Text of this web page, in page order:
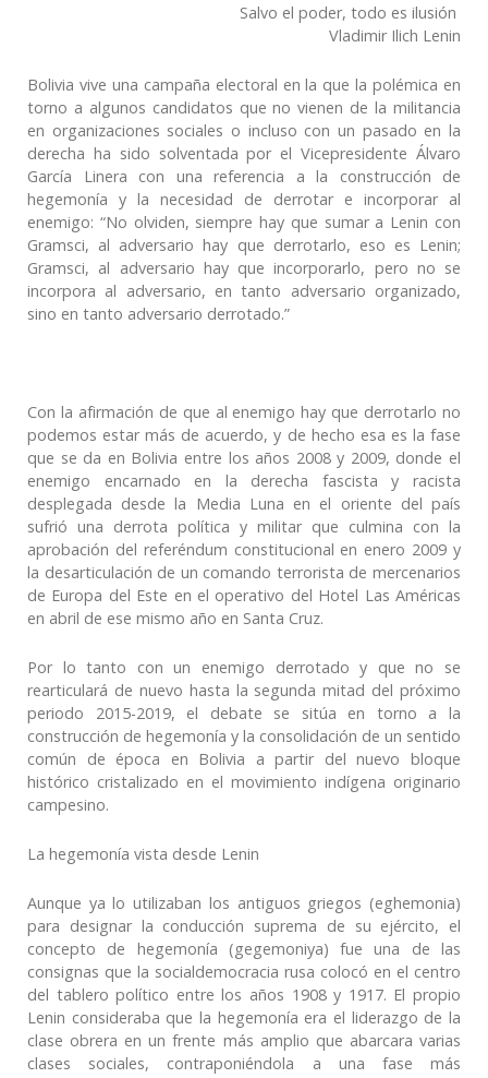
Salvo el poder, todo es ilusión
Vladimir Ilich Lenin
Bolivia vive una campaña electoral en la que la polémica en
torno a algunos candidatos que no vienen de la militancia
en organizaciones sociales o incluso con un pasado en la
derecha ha sido solventada por el Vicepresidente Álvaro
García Linera con una referencia a la construcción de
hegemonía y la necesidad de derrotar e incorporar al
enemigo: “No olviden, siempre hay que sumar a Lenin con
Gram­sci, al adversario hay que derrotarlo, eso es Lenin;
Gramsci, al adversario hay que incorporarlo, pero no se
incorpora al adversa­rio, en tanto adversario organizado,
sino en tan­to adversario derrotado.”
Con la afirmación de que al enemigo hay que derrotarlo no
podemos estar más de acuerdo, y de hecho esa es la fase
que se da en Bolivia entre los años 2008 y 2009, donde el
enemigo encarnado en la derecha fascista y racista
desplegada desde la Media Luna en el oriente del país
sufrió una derrota política y militar que culmina con la
aprobación del referéndum constitucional en enero 2009 y
la desarticulación de un comando terrorista de mercenarios
de Europa del Este en el operativo del Hotel Las Américas
en abril de ese mismo año en Santa Cruz.
Por lo tanto con un enemigo derrotado y que no se
rearticulará de nuevo hasta la segunda mitad del próximo
periodo 2015-2019, el debate se sitúa en torno a la
construcción de hegemonía y la consolidación de un sentido
común de época en Bolivia a partir del nuevo bloque
histórico cristalizado en el movimiento indígena originario
campesino.
La hegemonía vista desde Lenin
Aunque ya lo utilizaban los antiguos griegos (eghemonia)
para designar la conducción suprema de su ejército, el
concepto de hegemonía (gegemoniya) fue una de las
consignas que la socialdemocracia rusa colocó en el centro
del tablero político entre los años 1908 y 1917. El propio
Lenin consideraba que la hegemonía era el liderazgo de la
clase obrera en un frente más amplio que abarcara varias
clases sociales, contraponiéndola a una fase más